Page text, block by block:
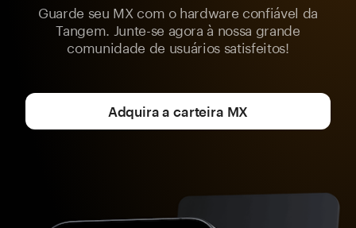
Guarde seu MX com o hardware confiável da
Tangem. Junte-se agora à nossa grande
comunidade de usuários satisfeitos!
Adquira a carteira MX